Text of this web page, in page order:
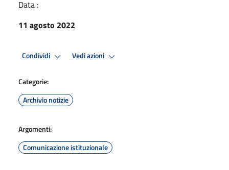
Data :
11 agosto 2022
Condividi Vedi azioni
Categorie:
Archivio notizie
Argomenti:
Comunicazione istituzionale